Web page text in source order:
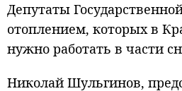
Депутаты
отоплением, которых в
нужно работать в части
Николай Шульгинов,